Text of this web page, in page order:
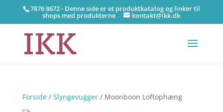
7876 8672 - Denne side er et produktkatalog og linker til
shops med produkterne kontakt@ikk.dk
Forside/ Slyngevugger/ Moonboon Loftophæng